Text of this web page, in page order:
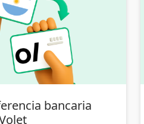
bancaria